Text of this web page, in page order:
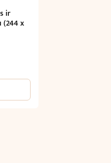
ir
(244 x